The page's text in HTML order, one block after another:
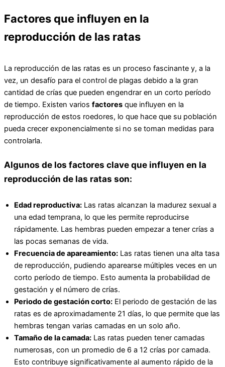
Factores que influyen en la
reproducción de las ratas
La reproducción de las ratas es un proceso fascinante y, a la
vez, un desafío para el control de plagas debido a la gran
cantidad de crías que pueden engendrar en un corto período
de tiempo. Existen varios factores que influyen en la
reproducción de estos roedores, lo que hace que su población
pueda crecer exponencialmente si no se toman medidas para
controlarla.
Algunos de los factores clave que influyen en la
reproducción de las ratas son:
Edad reproductiva: Las ratas alcanzan la madurez sexual a
una edad temprana, lo que les permite reproducirse
rápidamente. Las hembras pueden empezar a tener crías a
las pocas semanas de vida.
Frecuencia de apareamiento: Las ratas tienen una alta tasa
de reproducción, pudiendo aparearse múltiples veces en un
corto período de tiempo. Esto aumenta la probabilidad de
gestación y el número de crías.
Periodo de gestación corto: El periodo de gestación de las
ratas es de aproximadamente 21 días, lo que permite que las
hembras tengan varias camadas en un solo año.
Tamaño de la camada: Las ratas pueden tener camadas
numerosas, con un promedio de 6 a 12 crías por camada.
Esto contribuye significativamente al aumento rápido de la